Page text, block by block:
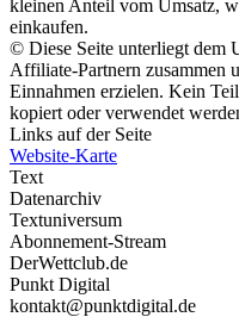
kleinen Anteil vom Umsatz,
einkaufen.
© Diese Seite unterliegt dem
Affiliate-Partnern zusammen
Einnahmen erzielen. Kein
kopiert oder verwendet
Links auf der Seite
Website-Karte
Text
Datenarchiv
Textuniversum
Abonnement-Stream
DerWettclub.de
Punkt Digital
kontakt@punktdigital.de